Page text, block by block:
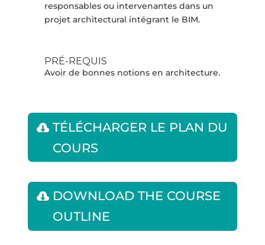
responsables ou intervenantes dans un
projet architectural intégrant le BIM.
PRÉ-REQUIS
Avoir de bonnes notions en architecture.
TÉLÉCHARGER LE PLAN DU
COURS
DOWNLOAD THE COURSE
OUTLINE